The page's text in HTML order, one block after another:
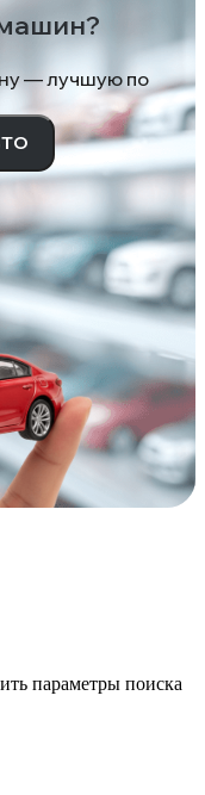
— лучшую по
параметры поиска